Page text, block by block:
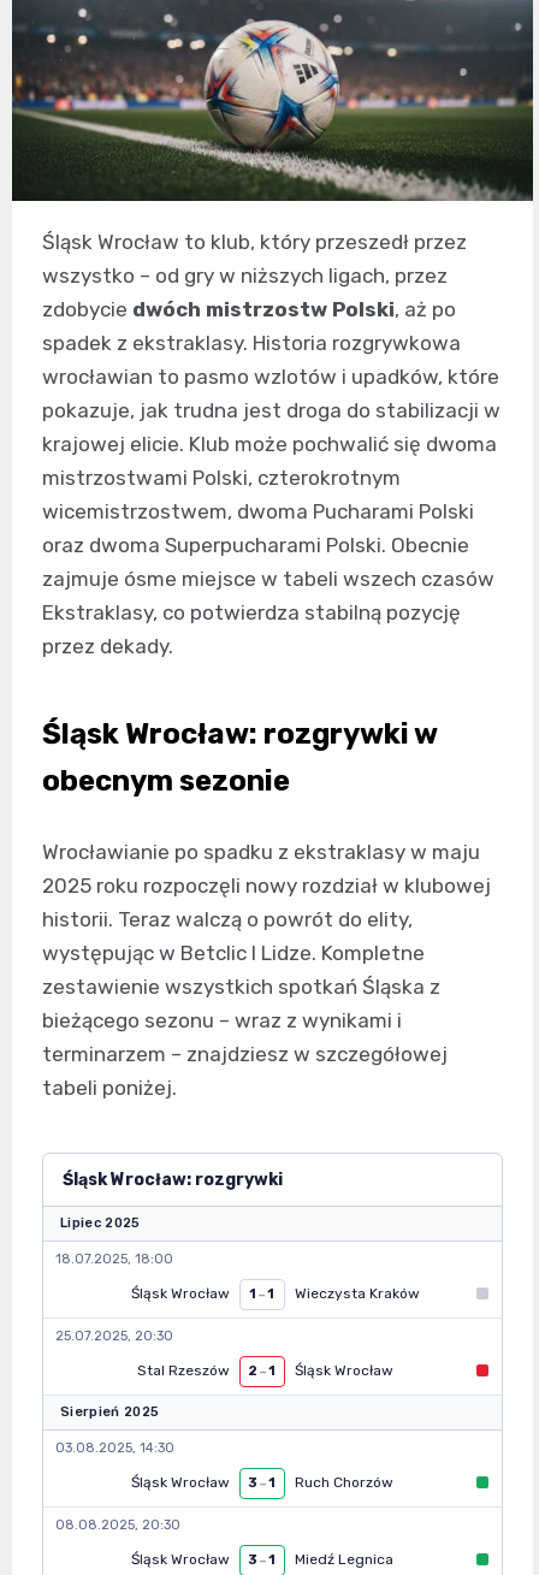
Śląsk Wrocław to klub, który przeszedł przez
wszystko – od gry w niższych ligach, przez
zdobycie dwóch mistrzostw Polski, aż po
spadek z ekstraklasy. Historia rozgrywkowa
wrocławian to pasmo wzlotów i upadków, które
pokazuje, jak trudna jest droga do stabilizacji w
krajowej elicie. Klub może pochwalić się dwoma
mistrzostwami Polski, czterokrotnym
wicemistrzostwem, dwoma Pucharami Polski
oraz dwoma Superpucharami Polski. Obecnie
zajmuje ósme miejsce w tabeli wszech czasów
Ekstraklasy, co potwierdza stabilną pozycję
przez dekady.
Śląsk Wrocław: rozgrywki w
obecnym sezonie
Wrocławianie po spadku z ekstraklasy w maju
2025 roku rozpoczęli nowy rozdział w klubowej
historii. Teraz walczą o powrót do elity,
występując w Betclic I Lidze. Kompletne
zestawienie wszystkich spotkań Śląska z
bieżącego sezonu – wraz z wynikami i
terminarzem – znajdziesz w szczegółowej
tabeli poniżej.
Śląsk Wrocław: rozgrywki
Lipiec 2025
18.07.2025, 18:00
Śląsk Wrocław 1 –1 Wieczysta Kraków
25.07.2025, 20:30
Stal Rzeszów 2 –1 Śląsk Wrocław
Sierpień 2025
03.08.2025, 14:30
Śląsk Wrocław 3 –1 Ruch Chorzów
08.08.2025, 20:30
Śląsk Wrocław 3 –1 Miedź Legnica